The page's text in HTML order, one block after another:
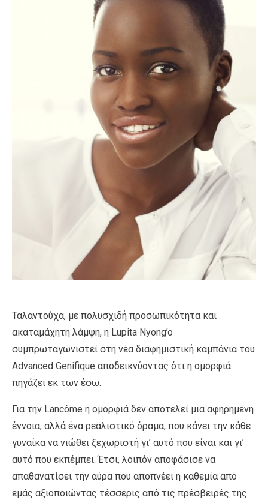
Ταλαντούχα, με πολυσχιδή προσωπικότητα και
ακαταμάχητη λάμψη, η Lupita Nyong’o
συμπρωταγωνιστεί στη νέα διαφημιστική καμπάνια του
Advanced Genifique αποδεικνύοντας ότι η ομορφιά
πηγάζει εκ των έσω.
Για την Lancôme η ομορφιά δεν αποτελεί μια αφηρημένη
έννοια, αλλά ένα ρεαλιστικό όραμα, που κάνει την κάθε
γυναίκα να νιώθει ξεχωριστή γι’ αυτό που είναι και γι’
αυτό που εκπέμπει. Έτσι, λοιπόν αποφάσισε να
απαθανατίσει την αύρα που αποπνέει η καθεμία από
εμάς αξιοποιώντας τέσσερις από τις πρέσβειρές της